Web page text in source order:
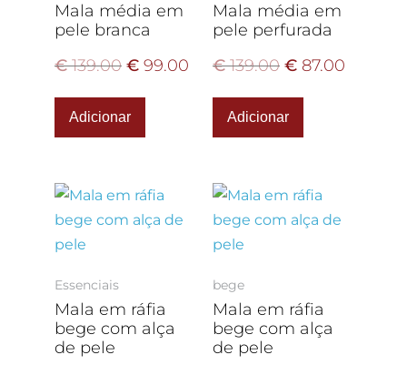
Mala média em
pele branca
€139.00 € 99.00
Adicionar
Mala média em
pele perfurada
€139.00 € 87.00
Adicionar
Essenciais
Mala em ráfia
bege com alça
de pele
bege
Mala em ráfia
bege com alça
de pele